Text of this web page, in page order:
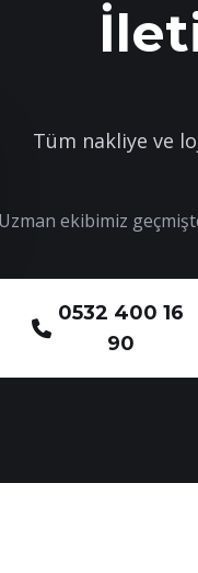
Tüm nakliye ve
Uzman ekibimiz
0532 400 16
90